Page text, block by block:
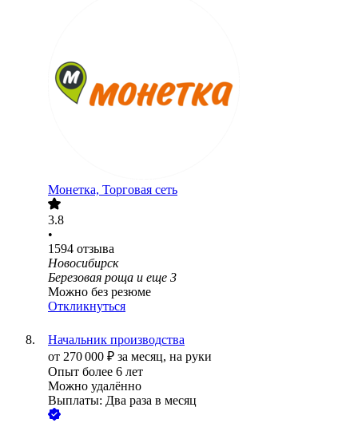
Монетка, Торговая сеть
3.8
•
1594 отзыва
Новосибирск
Березовая роща и еще 3
Можно без резюме
Откликнуться
Начальник производства
от 270 000 ₽ за месяц, на руки
Опыт более 6 лет
Можно удалённо
Выплаты: Два раза в месяц